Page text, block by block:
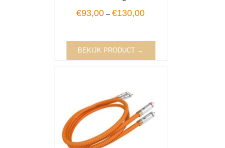
€93,00 –€130,00
BEKIJK PRODUCT →